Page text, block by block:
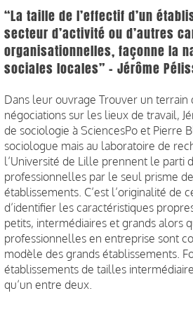
“La taille de l’effectif d’un
secteur d’activité ou d’autres
organisationnelles, façonne la
sociales locales” - Jérôme
Dans leur ouvrage Trouver un terrain
négociations sur les lieux de travail,
de sociologie à SciencesPo et Pierre
sociologue mais au laboratoire de
l’Université de Lille prennent le parti
professionnelles par le seul prisme
établissements. C’est l’originalité de
d’identifier les caractéristiques
petits, intermédiaires et grands alors
professionnelles en entreprise sont
modèle des grands établissements.
établissements de tailles
qu’un entre deux.